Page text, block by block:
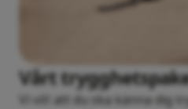
Vårt
Vi vill att du ska känna dig